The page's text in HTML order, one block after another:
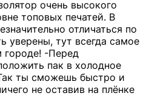
очень высокого
топовых печатей. В
отличаться по
уверены, тут всегда самое
городе! -Перед
пак в холодное
ты сможешь быстро и
не оставив на плёнке